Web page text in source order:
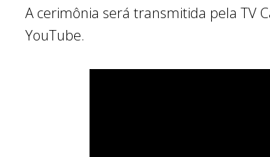
A cerimônia será transmitida pela TV
YouTube.